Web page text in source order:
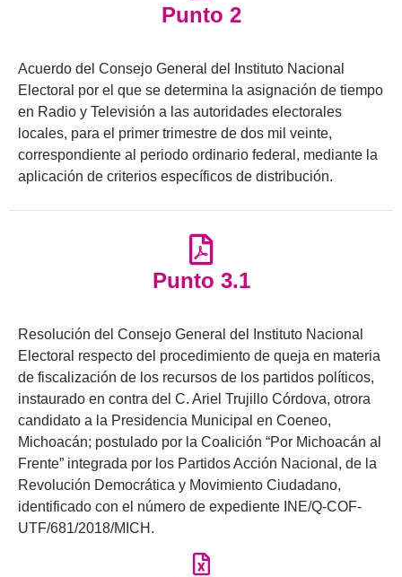
Punto 2
Acuerdo del Consejo General del Instituto Nacional
Electoral por el que se determina la asignación de tiempo
en Radio y Televisión a las autoridades electorales
locales, para el primer trimestre de dos mil veinte,
correspondiente al periodo ordinario federal, mediante la
aplicación de criterios específicos de distribución.
Punto 3.1
Resolución del Consejo General del Instituto Nacional
Electoral respecto del procedimiento de queja en materia
de fiscalización de los recursos de los partidos políticos,
instaurado en contra del C. Ariel Trujillo Córdova, otrora
candidato a la Presidencia Municipal en Coeneo,
Michoacán; postulado por la Coalición “Por Michoacán al
Frente” integrada por los Partidos Acción Nacional, de la
Revolución Democrática y Movimiento Ciudadano,
identificado con el número de expediente INE/Q-COF-
UTF/681/2018/MICH.